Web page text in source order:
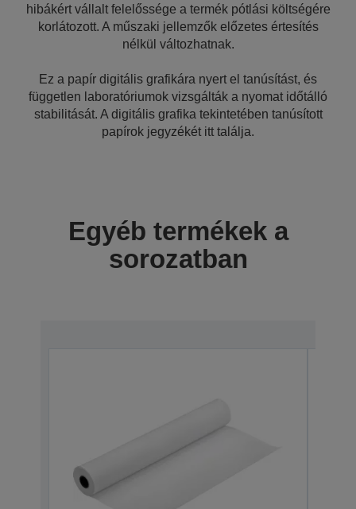
hibákért vállalt felelőssége a termék pótlási költségére
korlátozott. A műszaki jellemzők előzetes értesítés
nélkül változhatnak.
Ez a papír digitális grafikára nyert el tanúsítást, és
független laboratóriumok vizsgálták a nyomat időtálló
stabilitását. A digitális grafika tekintetében tanúsított
papírok jegyzékét itt találja.
Egyéb termékek a
sorozatban